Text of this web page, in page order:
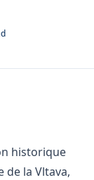
historique
de la Vltava,